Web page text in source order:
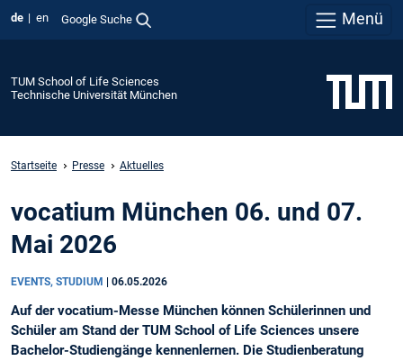
de en Google Suche Menü
TUM School of Life Sciences
Technische Universität München
Startseite Presse Aktuelles
vocatium München 06. und 07.
Mai 2026
EVENTS, STUDIUM 06.05.2026
Auf der vocatium-Messe München können Schülerinnen und
Schüler am Stand der TUM School of Life Sciences unsere
Bachelor-Studiengänge kennenlernen. Die Studienberatung